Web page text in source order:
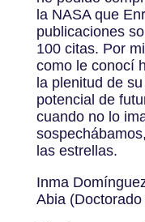
la NASA que
publicaciones
100 citas. Por
como le conocí
la plenitud de
potencial de
cuando no lo
las estrellas.
Inma
Abia (Doctorado